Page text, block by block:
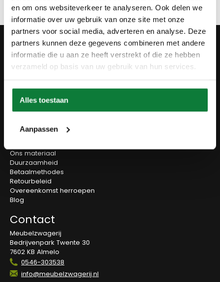
en om ons websiteverkeer te analyseren. Ook delen we
informatie over uw gebruik van onze site met onze
partners voor social media, adverteren en analyse. Deze
partners kunnen deze gegevens combineren met andere
informatie die u aan ze heeft verstrekt of die ze hebben
verzameld op basis van uw gebruik van hun services.
Alles toestaan
Aanpassen
Producten
Tafels
Wanddecoratie
Onderstellen
Olie en onderhoud
Wie zijn wij?
Ons materiaal
Duurzaamheid
Betaalmethodes
Retourbeleid
Overeenkomst herroepen
Blog
Contact
Meubelzwagerij
Bedrijvenpark Twente 30
7602 KB Almelo
0546-303538
info@meubelzwagerij.nl